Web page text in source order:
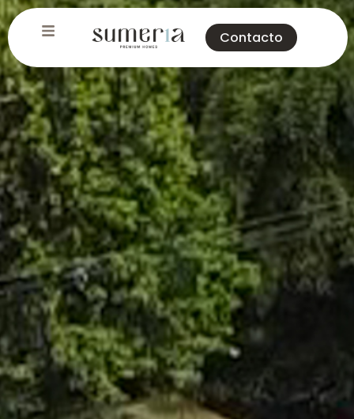
Contacto